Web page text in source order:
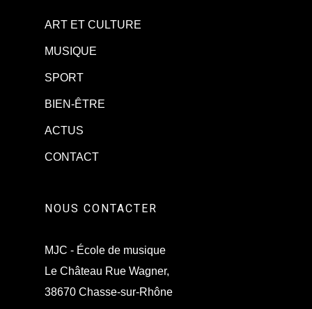
ART ET CULTURE
MUSIQUE
SPORT
BIEN-ÊTRE
ACTUS
CONTACT
NOUS CONTACTER
MJC - École de musique
Le Château Rue Wagner,
38670 Chasse-sur-Rhône